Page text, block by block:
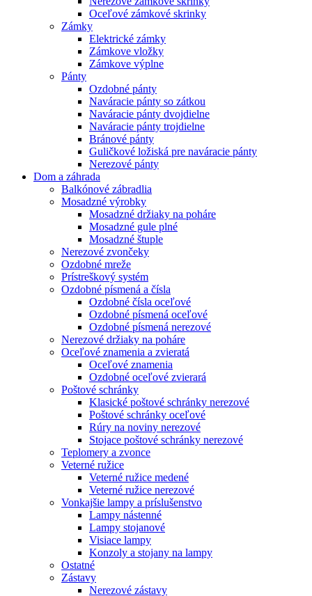
Oceľové zámkové skrinky
Zámky
Elektrické zámky
Zámkove vložky
Zámkove výplne
Pánty
Ozdobné pánty
Naváracie pánty so zátkou
Naváracie pánty dvojdielne
Naváracie pánty trojdielne
Bránové pánty
Guličkové ložiská pre naváracie pánty
Nerezové pánty
Dom a záhrada
Balkónové zábradlia
Mosadzné výrobky
Mosadzné držiaky na poháre
Mosadzné gule plné
Mosadzné štuple
Nerezové zvončeky
Ozdobné mreže
Prístreškový systém
Ozdobné písmená a čísla
Ozdobné čísla oceľové
Ozdobné písmená oceľové
Ozdobné písmená nerezové
Nerezové držiaky na poháre
Oceľové znamenia a zvieratá
Oceľové znamenia
Ozdobné oceľové zvierará
Poštové schránky
Klasické poštové schránky nerezové
Poštové schránky oceľové
Rúry na noviny nerezové
Stojace poštové schránky nerezové
Teplomery a zvonce
Veterné ružice
Veterné ružice medené
Veterné ružice nerezové
Vonkajšie lampy a príslušenstvo
Lampy nástenné
Lampy stojanové
Visiace lampy
Konzoly a stojany na lampy
Ostatné
Zástavy
Nerezové zástavy